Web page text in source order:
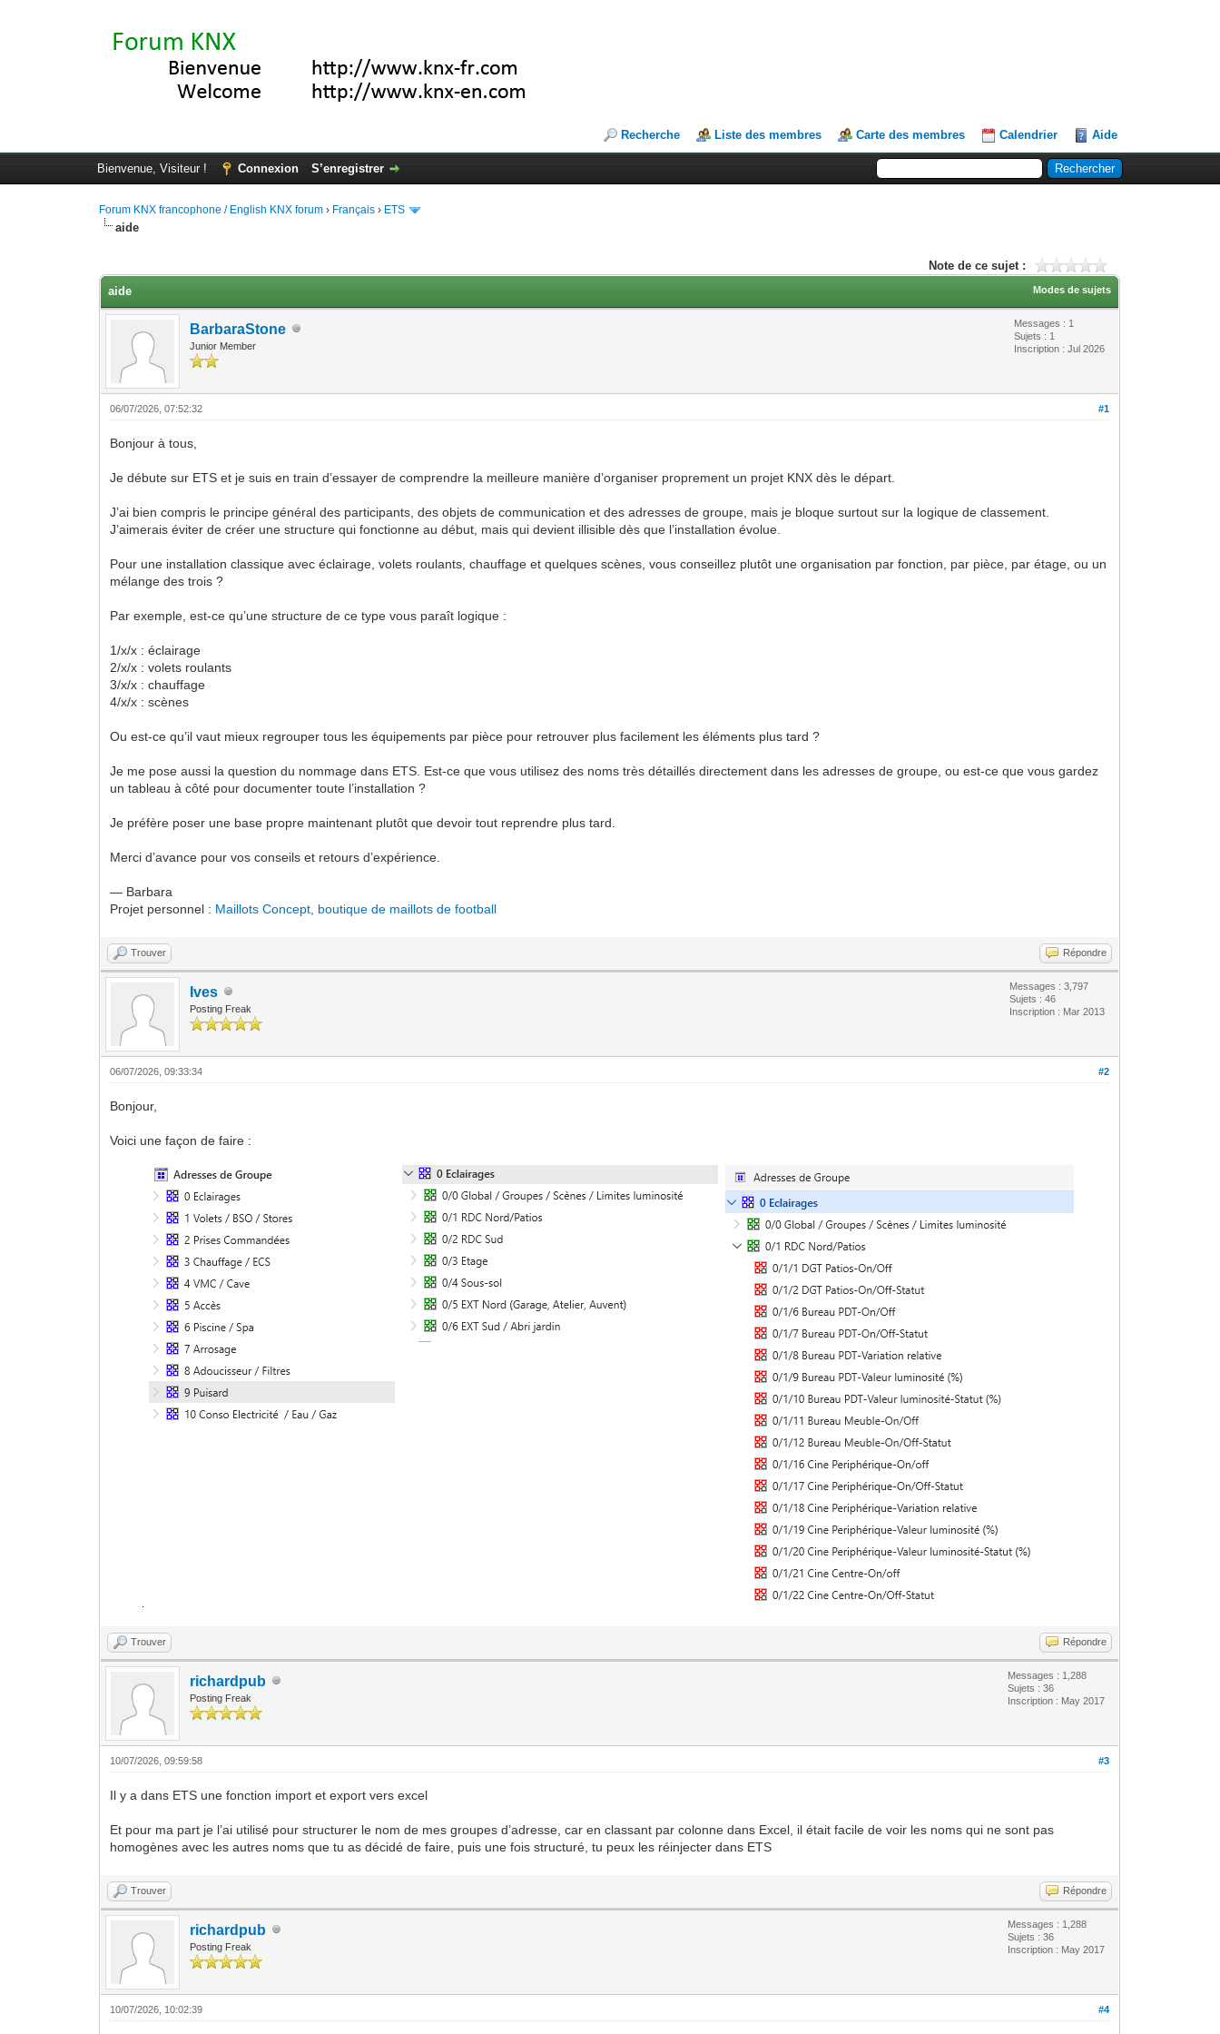
Recherche Liste des membres Carte des membres Calendrier Aide
Bienvenue, Visiteur ! Connexion S’enregistrer
Forum KNX francophone / English KNX forum › Français › ETS
aide
Note de ce sujet :
Modes de sujets
aide
BarbaraStone
Junior Member
Messages : 1
Sujets : 1
Inscription : Jul 2026
#1
06/07/2026, 07:52:32
Bonjour à tous,
Je débute sur ETS et je suis en train d’essayer de comprendre la meilleure manière d’organiser proprement un projet KNX dès le départ.
J’ai bien compris le principe général des participants, des objets de communication et des adresses de groupe, mais je bloque surtout sur la logique de classement.
J’aimerais éviter de créer une structure qui fonctionne au début, mais qui devient illisible dès que l’installation évolue.
Pour une installation classique avec éclairage, volets roulants, chauffage et quelques scènes, vous conseillez plutôt une organisation par fonction, par pièce, par étage, ou un
mélange des trois ?
Par exemple, est-ce qu’une structure de ce type vous paraît logique :
1/x/x : éclairage
2/x/x : volets roulants
3/x/x : chauffage
4/x/x : scènes
Ou est-ce qu’il vaut mieux regrouper tous les équipements par pièce pour retrouver plus facilement les éléments plus tard ?
Je me pose aussi la question du nommage dans ETS. Est-ce que vous utilisez des noms très détaillés directement dans les adresses de groupe, ou est-ce que vous gardez
un tableau à côté pour documenter toute l’installation ?
Je préfère poser une base propre maintenant plutôt que devoir tout reprendre plus tard.
Merci d’avance pour vos conseils et retours d’expérience.
— Barbara
Projet personnel : Maillots Concept, boutique de maillots de football
Trouver Répondre
Ives
Posting Freak
Messages : 3,797
Sujets : 46
Inscription : Mar 2013
#2
06/07/2026, 09:33:34
Bonjour,
Voici une façon de faire :
Trouver Répondre
richardpub
Posting Freak
Messages : 1,288
Sujets : 36
Inscription : May 2017
#3
10/07/2026, 09:59:58
Il y a dans ETS une fonction import et export vers excel
Et pour ma part je l’ai utilisé pour structurer le nom de mes groupes d’adresse, car en classant par colonne dans Excel, il était facile de voir les noms qui ne sont pas
homogènes avec les autres noms que tu as décidé de faire, puis une fois structuré, tu peux les réinjecter dans ETS
Trouver Répondre
richardpub
Posting Freak
Messages : 1,288
Sujets : 36
Inscription : May 2017
#4
10/07/2026, 10:02:39